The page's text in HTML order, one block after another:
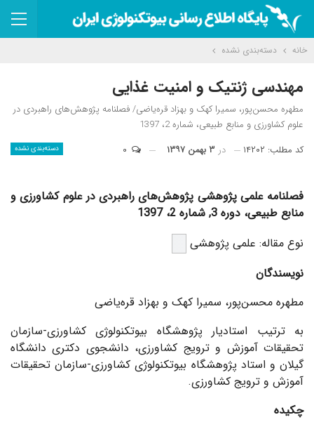
خانه دسته‌بندی نشده
مهندسی ژنتیک و امنیت غذایی
مطهره محسن‌پور، سمیرا کهک و بهزاد قره‌یاضی/ فصلنامه پژوهش‌های راهبردی در
علوم کشاورزی و منابع طبیعی، شماره 2، 1397
دسته‌بندی نشده کد مطلب: ۱۴۲۰۲ در ۳ بهمن ۱۳۹۷
فصلنامه علمی پژوهشی پژوهش‌های راهبردی در علوم کشاورزی و
منابع طبیعی، دوره 3, شماره 2، 1397
نوع مقاله: علمی پژوهشی
نویسندگان
مطهره محسن‌پور، سمیرا کهک و بهزاد قره‌یاضی
به ترتیب استادیار پژوهشگاه بیوتکنولوژی کشاورزی-سازمان
تحقیقات آموزش و ترویج کشاورزی، دانشجوی دکتری دانشگاه
گیلان و استاد پژوهشگاه بیوتکنولوژی کشاورزی-سازمان تحقیقات
آموزش و ترویج کشاورزی.
چکیده